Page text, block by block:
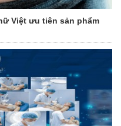
Việt ưu tiên sản phẩm